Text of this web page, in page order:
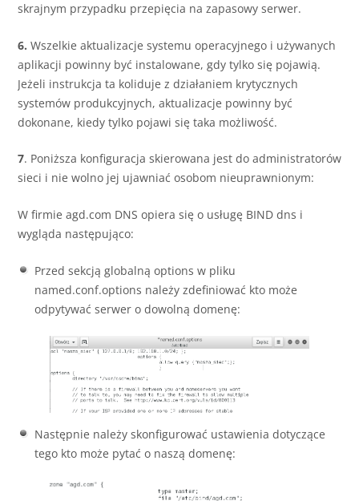
skrajnym przypadku przepięcia na zapasowy serwer.
6. Wszelkie aktualizacje systemu operacyjnego i używanych
aplikacji powinny być instalowane, gdy tylko się pojawią.
Jeżeli instrukcja ta koliduje z działaniem krytycznych
systemów produkcyjnych, aktualizacje powinny być
dokonane, kiedy tylko pojawi się taka możliwość.
7. Poniższa konfiguracja skierowana jest do administratorów
sieci i nie wolno jej ujawniać osobom nieuprawnionym:
W firmie agd.com DNS opiera się o usługę BIND dns i
wygląda następująco:
Przed sekcją globalną options w pliku
named.conf.options należy zdefiniować kto może
odpytywać serwer o dowolną domenę:
Następnie należy skonfigurować ustawienia dotyczące
tego kto może pytać o naszą domenę: